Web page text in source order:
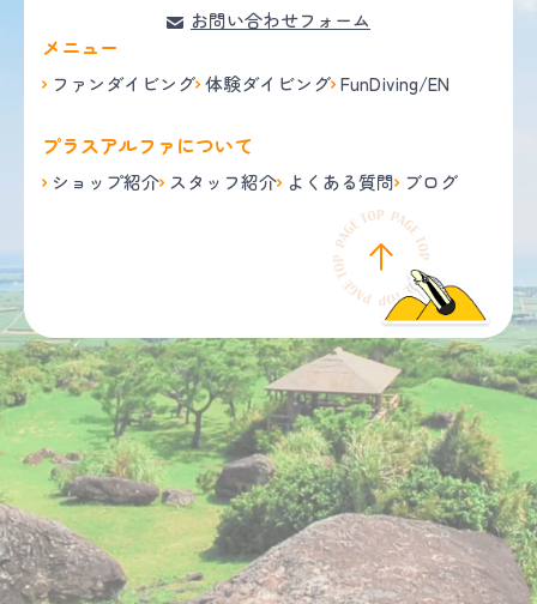
お問い合わせフォーム
メニュー
ファンダイビング 体験ダイビング FunDiving/EN
プラスアルファについて
ショップ紹介 スタッフ紹介 よくある質問 ブログ